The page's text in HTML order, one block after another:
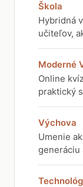
Škola
Hybridná
učiteľov,
Moderné
Online
praktický
Výchova
Umenie
generáciu